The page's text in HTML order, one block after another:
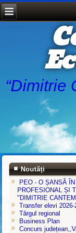
“Dimitrie
Noutăți
PEO - O ȘANSĂ
PROFESIONAL ȘI
"DIMITRIE
Transfer elevi 2026-
Târgul regional
Business Plan
Concurs